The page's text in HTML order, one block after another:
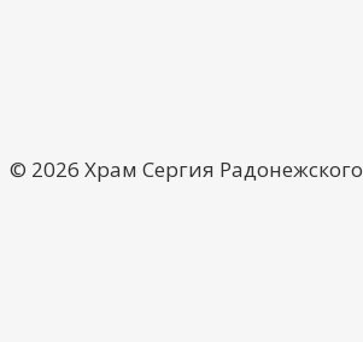
© 2026 Храм Сергия Радонежского